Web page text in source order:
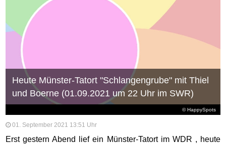
© HappySpots
Heute Münster-Tatort "Schlangengrube" mit Thiel
und Boerne (01.09.2021 um 22 Uhr im SWR)
01. September 2021 13:51 Uhr
Erst gestern Abend lief ein Münster-Tatort im WDR , heute